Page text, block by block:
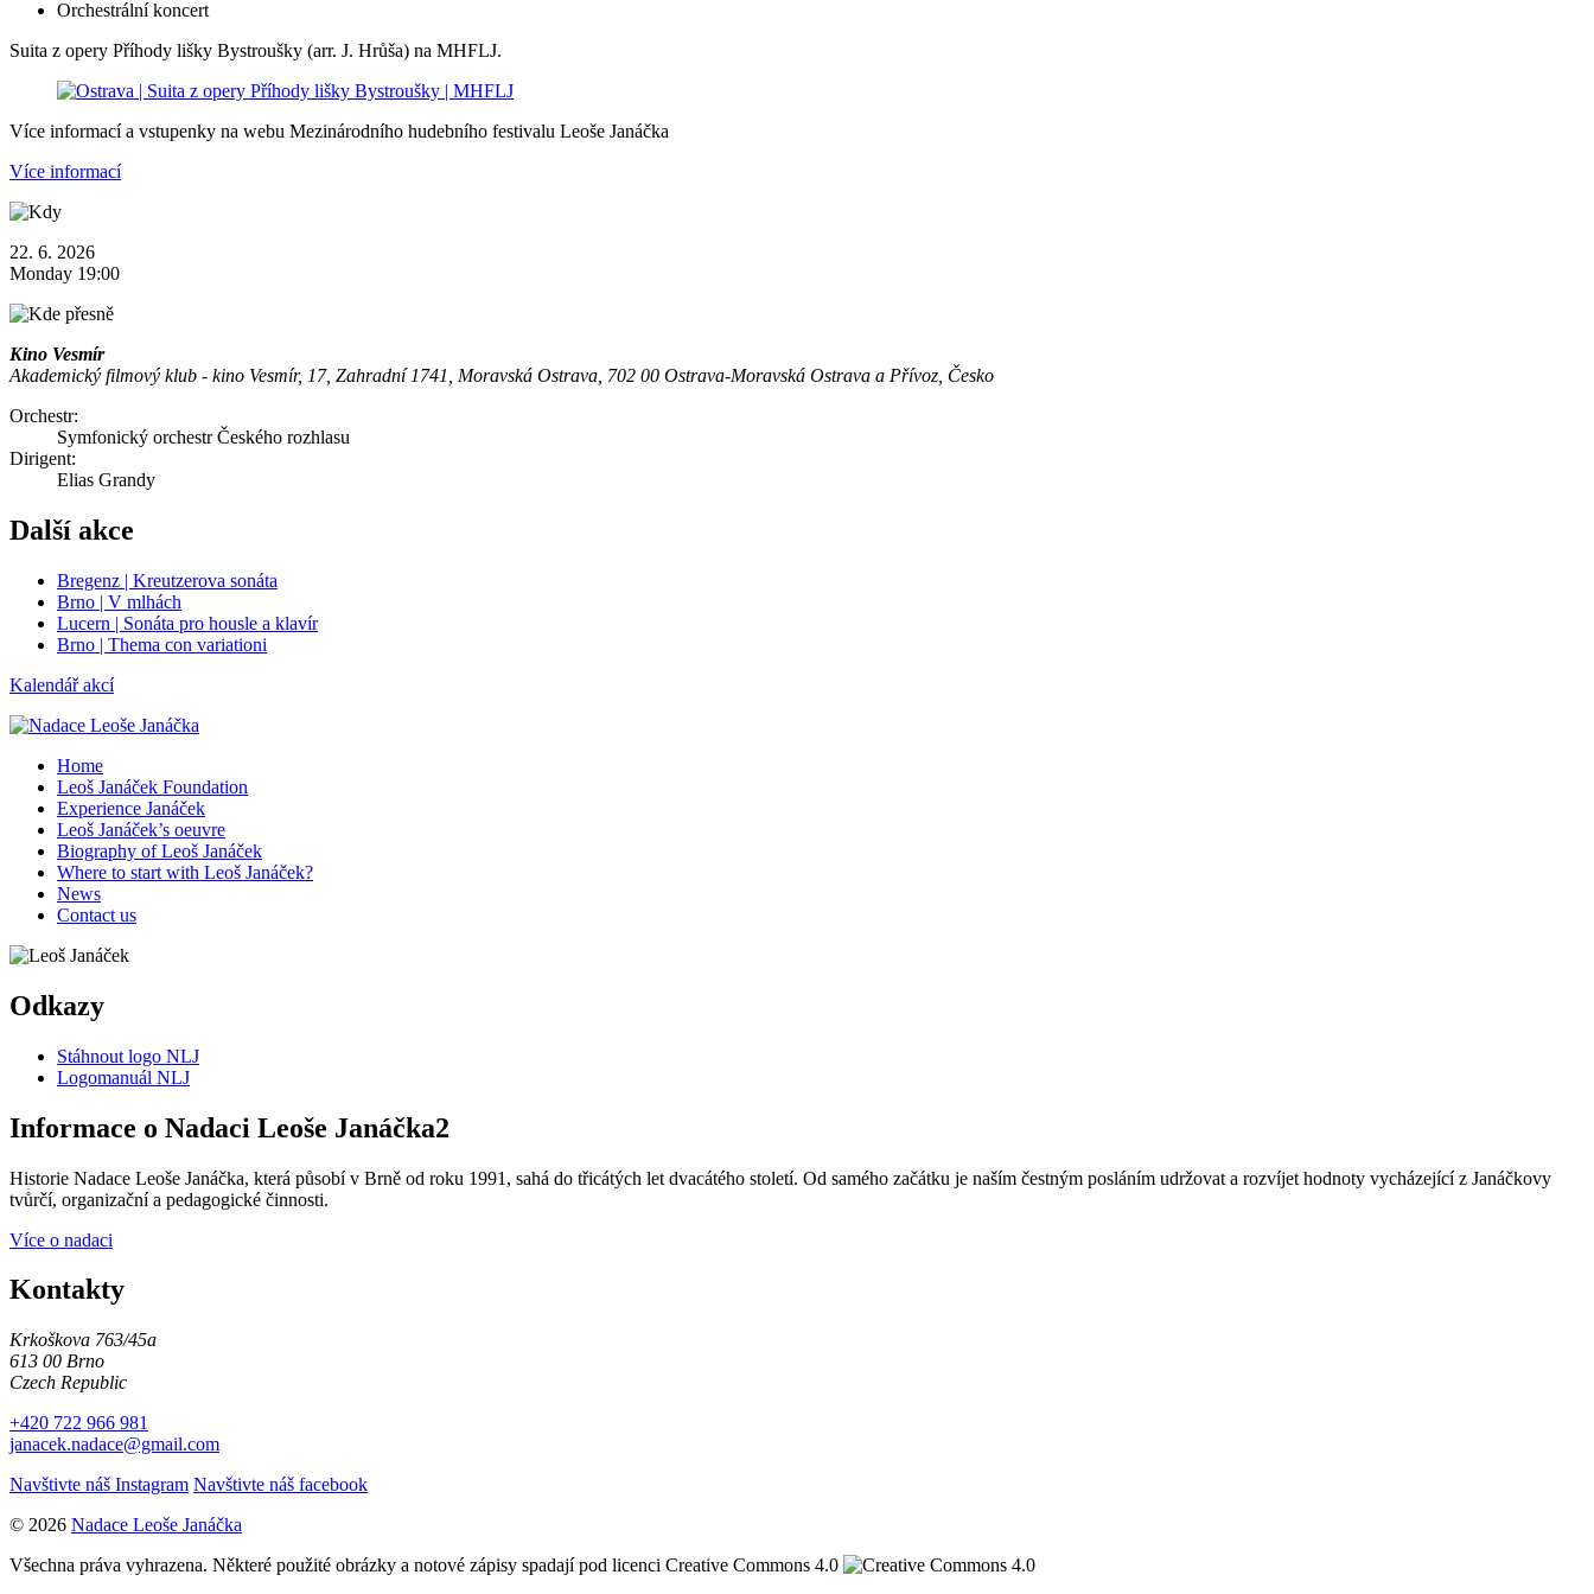
Orchestrální koncert
Suita z opery Příhody lišky Bystroušky (arr. J. Hrůša) na MHFLJ.
Více informací a vstupenky na webu Mezinárodního hudebního festivalu Leoše Janáčka
Více informací
22. 6. 2026
Monday 19:00
Kino Vesmír
Akademický filmový klub - kino Vesmír, 17, Zahradní 1741, Moravská Ostrava, 702 00 Ostrava-Moravská Ostrava a Přívoz, Česko
Orchestr:
Symfonický orchestr Českého rozhlasu
Dirigent:
Elias Grandy
Další akce
Bregenz | Kreutzerova sonáta
Brno | V mlhách
Lucern | Sonáta pro housle a klavír
Brno | Thema con variationi
Kalendář akcí
Home
Leoš Janáček Foundation
Experience Janáček
Leoš Janáček’s oeuvre
Biography of Leoš Janáček
Where to start with Leoš Janáček?
News
Contact us
Odkazy
Stáhnout logo NLJ
Logomanuál NLJ
Informace o Nadaci Leoše Janáčka2
Historie Nadace Leoše Janáčka, která působí v Brně od roku 1991, sahá do třicátých let dvacátého století. Od samého začátku je naším čestným posláním udržovat a rozvíjet hodnoty vycházející z Janáčkovy
tvůrčí, organizační a pedagogické činnosti.
Více o nadaci
Kontakty
Krkoškova 763/45a
613 00 Brno
Czech Republic
+420 722 966 981
janacek.nadace@gmail.com
Navštivte náš Instagram Navštivte náš facebook
© 2026 Nadace Leoše Janáčka
Všechna práva vyhrazena. Některé použité obrázky a notové zápisy spadají pod licenci Creative Commons 4.0